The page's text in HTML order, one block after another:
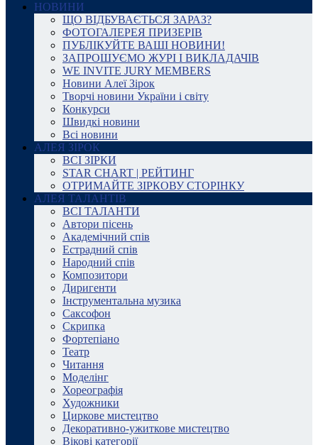
НОВИНИ
ЩО ВІДБУВАЄТЬСЯ ЗАРАЗ?
ФОТОГАЛЕРЕЯ ПРИЗЕРІВ
ПУБЛІКУЙТЕ ВАШІ НОВИНИ!
ЗАПРОШУЄМО ЖУРІ І ВИКЛАДАЧІВ
WE INVITE JURY MEMBERS
Новини Алеї Зірок
Творчі новини України і світу
Конкурси
Швидкі новини
Всі новини
АЛЕЯ ЗІРОК
ВСІ ЗІРКИ
STAR CHART | РЕЙТИНГ
ОТРИМАЙТЕ ЗІРКОВУ СТОРІНКУ
АЛЕЯ ТАЛАНТІВ
ВСІ ТАЛАНТИ
Автори пісень
Академічний спів
Естрадний спів
Народний спів
Композитори
Диригенти
Інструментальна музика
Саксофон
Скрипка
Фортепіано
Театр
Читання
Моделінг
Хореографія
Художники
Циркове мистецтво
Декоративно-ужиткове мистецтво
Вікові категорії